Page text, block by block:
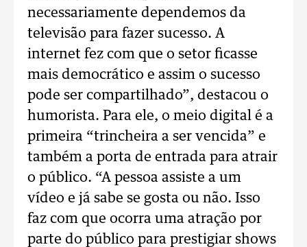
necessariamente dependemos da
televisão para fazer sucesso. A
internet fez com que o setor ficasse
mais democrático e assim o sucesso
pode ser compartilhado”, destacou o
humorista. Para ele, o meio digital é a
primeira “trincheira a ser vencida” e
também a porta de entrada para atrair
o público. “A pessoa assiste a um
vídeo e já sabe se gosta ou não. Isso
faz com que ocorra uma atração por
parte do público para prestigiar shows